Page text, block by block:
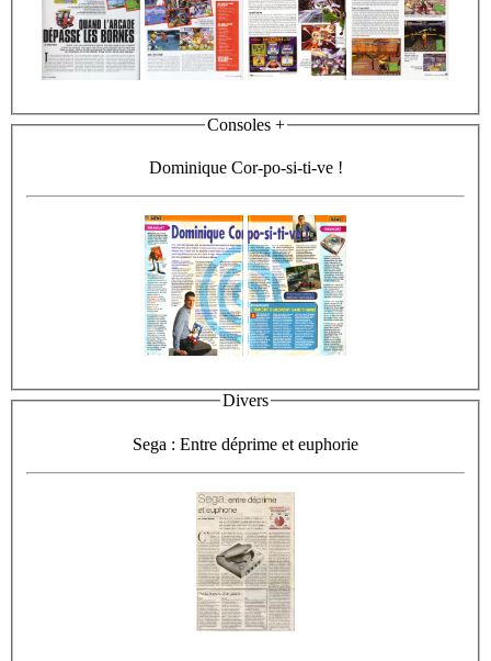
Consoles +
Dominique Cor-po-si-ti-ve !
Divers
Sega : Entre déprime et euphorie